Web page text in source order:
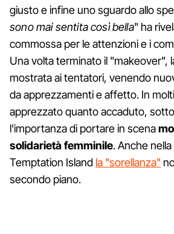
giusto e infine uno sguardo allo
sono mai sentita così bella" ha
commossa per le attenzioni e i
Una volta terminato il "makeover",
mostrata ai tentatori, venendo
da apprezzamenti e affetto. In
apprezzato quanto accaduto,
l'importanza di portare in scena
solidarietà femminile. Anche
Temptation Island la "sorellanza"
secondo piano.